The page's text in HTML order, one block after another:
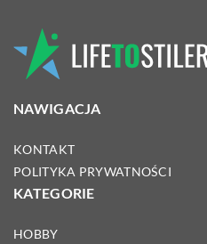
NAWIGACJA
KONTAKT
POLITYKA PRYWATNOŚCI
KATEGORIE
HOBBY